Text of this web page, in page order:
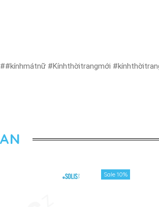
#Kínhthờitrangmới
Sale 10%